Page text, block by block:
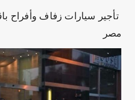
تأجير سيارات زفاف وأفراح
مصر